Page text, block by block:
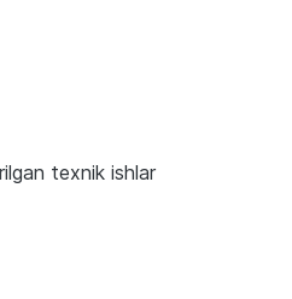
texnik ishlar